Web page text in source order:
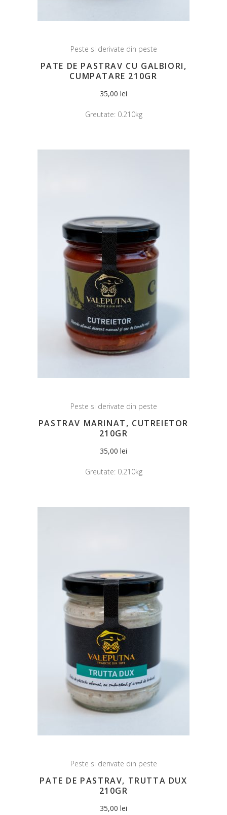
Peste si derivate din peste
PATE DE PASTRAV CU GALBIORI,
CUMPATARE 210GR
35,00 lei
Greutate: 0.210kg
Peste si derivate din peste
PASTRAV MARINAT, CUTREIETOR
210GR
35,00 lei
Greutate: 0.210kg
Peste si derivate din peste
PATE DE PASTRAV, TRUTTA DUX
210GR
35,00 lei